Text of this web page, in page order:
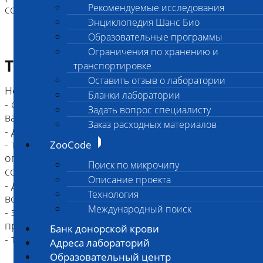
Рекомендуемые исследования
Энциклопедия Шанс Био
Образовательные программы
Ограничения по хранению и
транспортировке
Оставить отзыв о лаборатории
Бланки лаборатории
Задать вопрос специалисту
Заказ расходных материалов
ZooCode
Поиск по микрочипу
Описание проекта
Технология
Международный поиск
Банк донорской крови
Адреса лабораторий
Образовательный центр
согласовывать с врачом патологоанатомом)
Требование к биоматериалу
Не принимаются к исследованию:
- собаки и кошки, старше 4-х месяцев, не
вакцинированные от бешенства
- дикие животные (в т.ч. лисицы, песцы, еноты)
- трупы замороженные принимаются с
ограничением, указанные в Информированном
согласии
- для повторного вскрытия (например, после
вскрытия в другой организации);
- эксгумированные трупы (после захоронения
прошло более суток)